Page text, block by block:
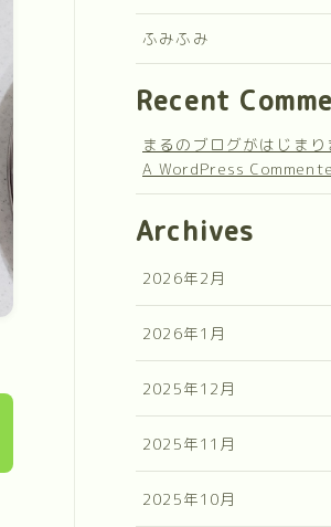
ふみふみ
Recent
まるのブログがはじまり
A WordPress
Archives
2026年2月
2026年1月
2025年12月
2025年11月
2025年10月